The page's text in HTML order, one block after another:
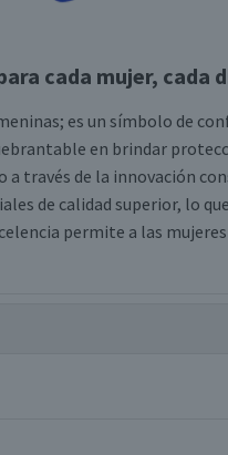
cada mujer, cada
es un símbolo de
en brindar
través de la innovación
de calidad superior, lo
permite a las